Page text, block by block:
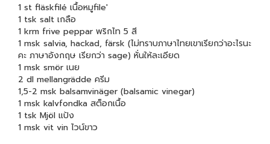
1 st fläskfilé เนื้อหมูfile'
1 tsk salt เกลือ
1 krm frive peppar พริกไท 5 สี
1 msk salvia, hackad, färsk (ไม่ทราบภาษาไทยเขาเรียกว่าอะไรนะ
คะ ภาษาอังกฤษ เรียกว่า sage) หั่นให้ละเอียด
1 msk smör เนย
2 dl mellangrädde ครีม
1,5-2 msk balsamvinäger (balsamic vinegar)
1 msk kalvfondka สต็อกเนื้อ
1 tsk Mjöl แป้ง
1 msk vit vin ไวน์ขาว